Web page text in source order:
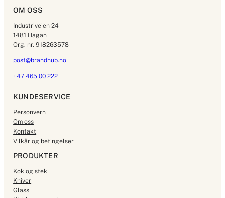
OM OSS
Industriveien 24
1481 Hagan
Org. nr. 918263578
post@brandhub.no
+47 465 00 222
KUNDESERVICE
Personvern
Om oss
Kontakt
Vilkår og betingelser
PRODUKTER
Kok og stek
Kniver
Glass